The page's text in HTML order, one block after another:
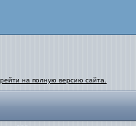
на полную версию сайта.